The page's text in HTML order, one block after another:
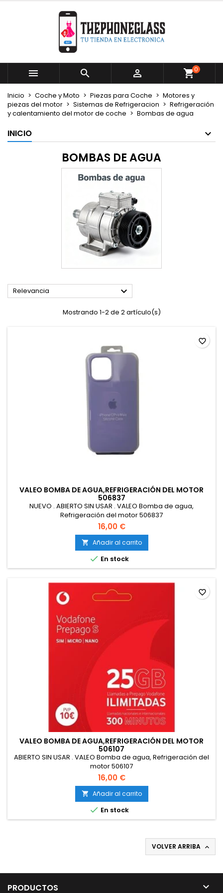
   0
Inicio Coche y Moto Piezas para Coche
Motores y
piezas del motor
Sistemas de Refrigeracion
Refrigeración
y calentamiento del motor de coche
Bombas de agua
INICIO
BOMBAS DE AGUA
Relevancia 
Mostrando 1-2 de 2 artículo(s)
VALEO BOMBA DE AGUA,REFRIGERACIÓN DEL MOTOR
506837
NUEVO . ABIERTO SIN USAR . VALEO Bomba de agua,
Refrigeración del motor 506837
16,00 €
 Añadir al carrito
 En stock
favorite_border
VALEO BOMBA DE AGUA,REFRIGERACIÓN DEL MOTOR
506107
ABIERTO SIN USAR . VALEO Bomba de agua, Refrigeración del
motor 506107
16,00 €
 Añadir al carrito
 En stock
favorite_border
VOLVER ARRIBA 
PRODUCTOS 
Mi lista de deseos
Crear nueva lista
((modalTitle))
((confirmMessage))
((cancelText)) ((modalDeleteText))
Crear lista de deseos
Nombre de la lista de deseos
Cancelar Crear lista de deseos
Iniciar sesión
Debe iniciar sesión para guardar productos en su
lista de deseos.
Cancelar Iniciar sesión